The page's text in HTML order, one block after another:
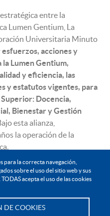
para la correcta navegación,
sobre el uso del sitio web y sus
acepta el uso de las cookies
DE COOKIES
entre la
Lumen Gentium, La
Universitaria Minuto
esfuerzos, acciones y
Lumen Gentium,
y eficiencia, las
y estatutos vigentes, para
Docencia,
Bienestar y Gestión
esta alianza,
la operación de la
superar sus
iniciales, ampliar